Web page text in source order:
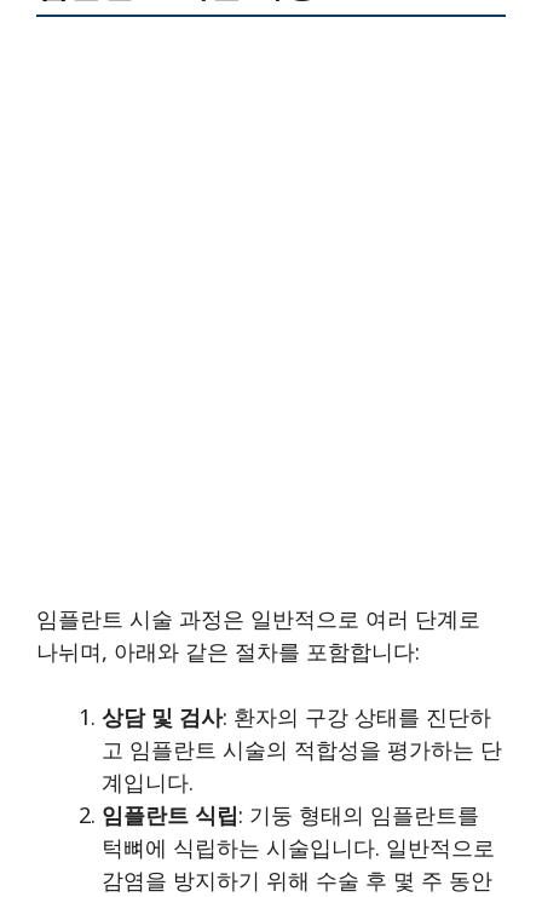
임플란트 시술 과정은 일반적으로 여러 단계로
나뉘며, 아래와 같은 절차를 포함합니다:
상담 및 검사: 환자의 구강 상태를 진단하
고 임플란트 시술의 적합성을 평가하는 단
계입니다.
임플란트 식립: 기둥 형태의 임플란트를
턱뼈에 식립하는 시술입니다. 일반적으로
감염을 방지하기 위해 수술 후 몇 주 동안